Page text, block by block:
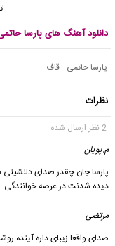
دانلود آهنگ های پارسا
پارسا حاتمی - قاف
نظرات
2 نظر ارسال شده
م.پویان
پارسا جان چقدر صدای دلنشینی
دیده شدنت در عرصه خوانندگی
مرتضی
صدای واقعا زیبای داره آینده